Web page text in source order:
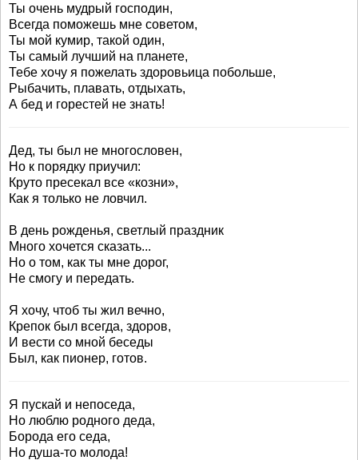
Ты очень мудрый господин,
Всегда поможешь мне советом,
Ты мой кумир, такой один,
Ты самый лучший на планете,
Тебе хочу я пожелать здоровьица побольше,
Рыбачить, плавать, отдыхать,
А бед и горестей не знать!
Дед, ты был не многословен,
Но к порядку приучил:
Круто пресекал все «козни»,
Как я только не ловчил.
В день рожденья, светлый праздник
Много хочется сказать...
Но о том, как ты мне дорог,
Не смогу и передать.
Я хочу, чтоб ты жил вечно,
Крепок был всегда, здоров,
И вести со мной беседы
Был, как пионер, готов.
Я пускай и непоседа,
Но люблю родного деда,
Борода его седа,
Но душа-то молода!